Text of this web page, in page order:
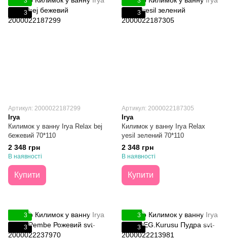
3
Артикул: 2000022187299
Irya
Килимок у ванну Irya Relax bej
бежевий 70*110
2 348 грн
В наявності
Купити
3
Артикул: 2000022187305
Irya
Килимок у ванну Irya Relax
yesil зелений 70*110
2 348 грн
В наявності
Купити
3
3
3
3